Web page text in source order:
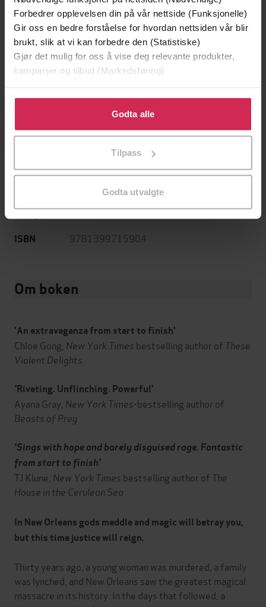
Forbedrer opplevelsen din på vår nettside (Funksjonelle)
Gir oss en bedre forståelse for hvordan nettsiden vår blir
brukt, slik at vi kan forbedre den (Statistiske)
Gjør det mulig for oss å vise deg relevante produkter,
kampanjer og tilbud (Markedsføring)
Klikk på «Godta alle» for å gi oss ditt samtykke til å
bruke cookies for alle disse formålene. Du kan også
tilpasse ditt samtykke til spesifikke formål ved å klikke
Godta alle
Tilpass
Godta utvalgte
Forlag Hodderscape
Utgitt 04.04.2023
Lengde 14:30
Sjanger
Format mp3
ISBN 9781399715904
Om boken
'An extravaganza from start to finish'
Chloe Gong, New York Times bestselling author of These
Violent Delights
'Riveting. Unflinching. Powerful'
Ayana Gray, New York Times-bestselling author of
Beasts of Prey
'Sings with hope and barely disguised rage. Fantastic
from start to finish'
TJ Klune, New York Times bestselling author of The
House in the Cerulean Sea
In New Orleans gods meddle and magic will betray you,
but this time justice will reign.
Thirty years ago, a young woman was murdered, a family
was lynched, and New Orleans saw the greatest magical
massacre in its history. In the days that followed, a